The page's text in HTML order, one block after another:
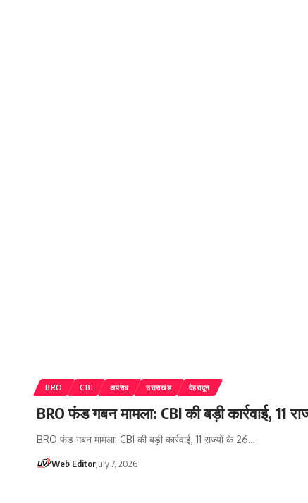
BRO CBI अपराध उत्तराखंड देहरादून
BRO फंड गबन मामला: CBI की बड़ी कार्रवाई, 11
BRO फंड गबन मामला: CBI की बड़ी कार्रवाई, 11 राज्यों के 26…
Web EditorJuly 7, 2026